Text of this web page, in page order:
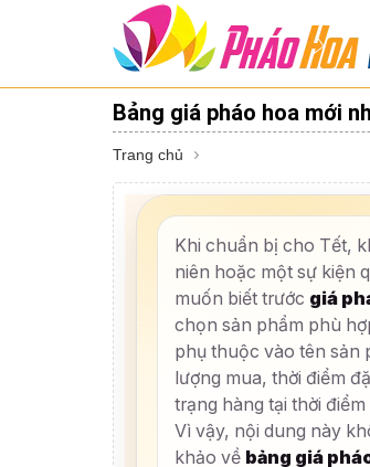
Bảng giá pháo hoa mới
Trang chủ
Khi chuẩn bị cho Tết,
niên hoặc một sự kiện
muốn biết trước giá
chọn sản phẩm phù
phụ thuộc vào tên sản
lượng mua, thời điểm
trạng hàng tại thời
Vì vậy, nội dung này
khảo về bảng giá